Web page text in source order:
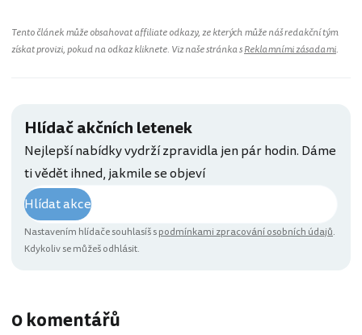
Tento článek může obsahovat affiliate odkazy, ze kterých může náš redakční tým
získat provizi, pokud na odkaz kliknete. Viz naše stránka sReklamními zásadami.
Hlídač akčních letenek
Nejlepší nabídky vydrží zpravidla jen pár hodin. Dáme
ti vědět ihned, jakmile se objeví
Hlídat akce
Nastavením hlídače souhlasíš spodmínkami zpracování osobních údajů.
Kdykoliv se můžeš odhlásit.
0 komentářů